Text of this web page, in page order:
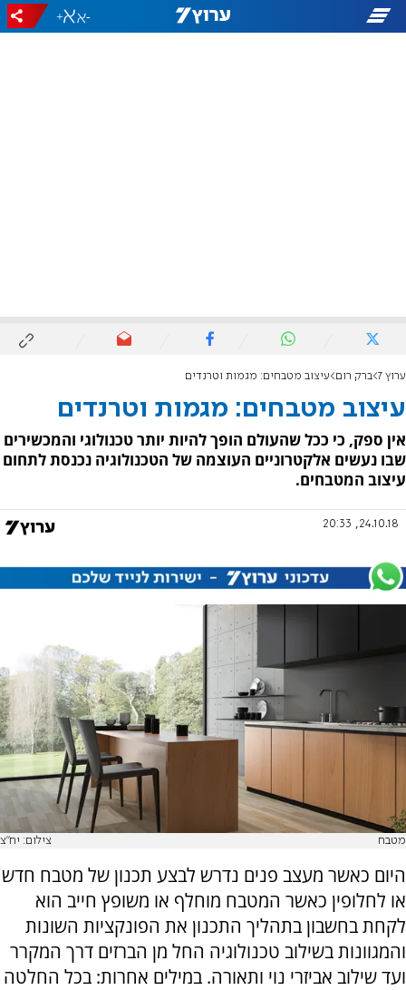
-
+
ערוץ 7 ברק רום עיצוב מטבחים: מגמות וטרנדים
עיצוב מטבחים: מגמות וטרנדים
אין ספק, כי ככל שהעולם הופך להיות יותר טכנולוגי והמכשירים
שבו נעשים אלקטרוניים העוצמה של הטכנולוגיה נכנסת לתחום
עיצוב המטבחים.
24.10.18, 20:33
מטבח צילום: יח"צ
היום כאשר מעצב פנים נדרש לבצע תכנון של מטבח חדש
או לחלופין כאשר המטבח מוחלף או משופץ חייב הוא
לקחת בחשבון בתהליך התכנון את הפונקציות השונות
והמגוונות בשילוב טכנולוגיה החל מן הברזים דרך המקרר
ועד שילוב אביזרי נוי ותאורה. במילים אחרות: בכל החלטה